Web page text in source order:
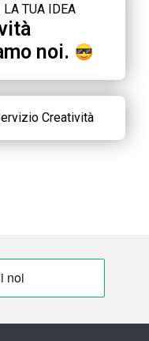
LA TUA IDEA
noi.
Creatività